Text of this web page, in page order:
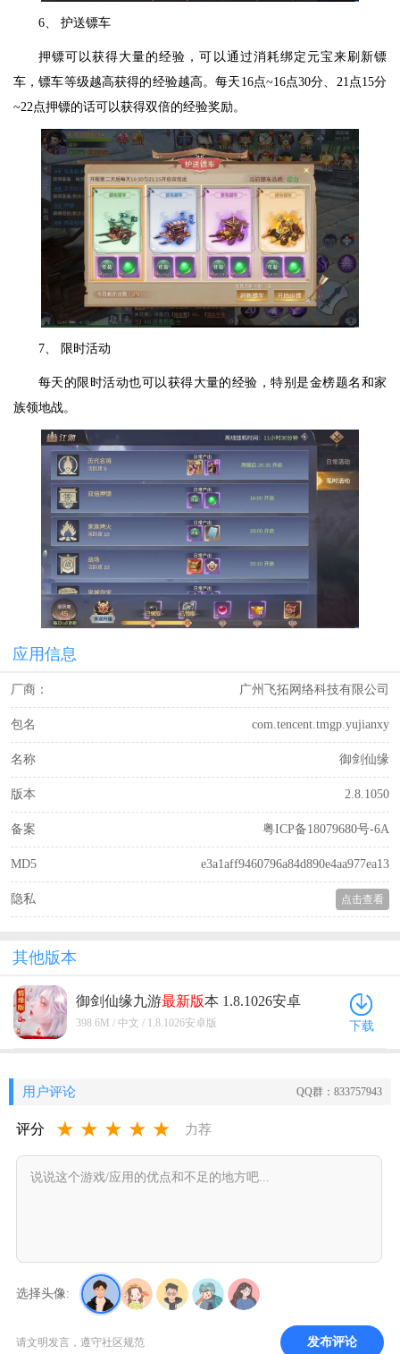
6、 护送镖车
押镖可以获得大量的经验，可以通过消耗绑定元宝来刷新镖
车，镖车等级越高获得的经验越高。每天16点~16点30分、21点15分
~22点押镖的话可以获得双倍的经验奖励。
7、 限时活动
每天的限时活动也可以获得大量的经验，特别是金榜题名和家
族领地战。
应用信息
厂商： 广州飞拓网络科技有限公司
包名 com.tencent.tmgp.yujianxy
名称 御剑仙缘
版本 2.8.1050
备案 粤ICP备18079680号-6A
MD5 e3a1aff9460796a84d890e4aa977ea13
隐私 点击查看
其他版本
御剑仙缘九游最新版本 1.8.1026安卓
版
398.6M / 中文 / 1.8.1026安卓版 下载
用户评论 QQ群：833757943
评分 ★ ★ ★ ★ ★ 力荐
选择头像:
请文明发言，遵守社区规范 发布评论